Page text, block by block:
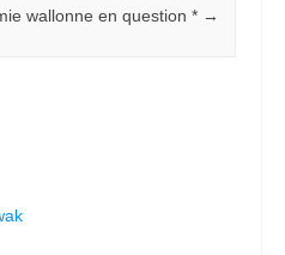
wallonne en question * →